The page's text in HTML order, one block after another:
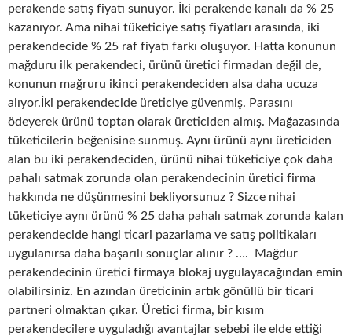
perakende satış fiyatı sunuyor. İki perakende kanalı da % 25
kazanıyor. Ama nihai tüketiciye satış fiyatları arasında, iki
perakendecide % 25 raf fiyatı farkı oluşuyor. Hatta konunun
mağduru ilk perakendeci, ürünü üretici firmadan değil de,
konunun mağruru ikinci perakendeciden alsa daha ucuza
alıyor.İki perakendecide üreticiye güvenmiş. Parasını
ödeyerek ürünü toptan olarak üreticiden almış. Mağazasında
tüketicilerin beğenisine sunmuş. Aynı ürünü aynı üreticiden
alan bu iki perakendeciden, ürünü nihai tüketiciye çok daha
pahalı satmak zorunda olan perakendecinin üretici firma
hakkında ne düşünmesini bekliyorsunuz ? Sizce nihai
tüketiciye aynı ürünü % 25 daha pahalı satmak zorunda kalan
perakendecide hangi ticari pazarlama ve satış politikaları
uygulanırsa daha başarılı sonuçlar alınır ? …. Mağdur
perakendecinin üretici firmaya blokaj uygulayacağından emin
olabilirsiniz. En azından üreticinin artık gönüllü bir ticari
partneri olmaktan çıkar. Üretici firma, bir kısım
perakendecilere uyguladığı avantajlar sebebi ile elde ettiği